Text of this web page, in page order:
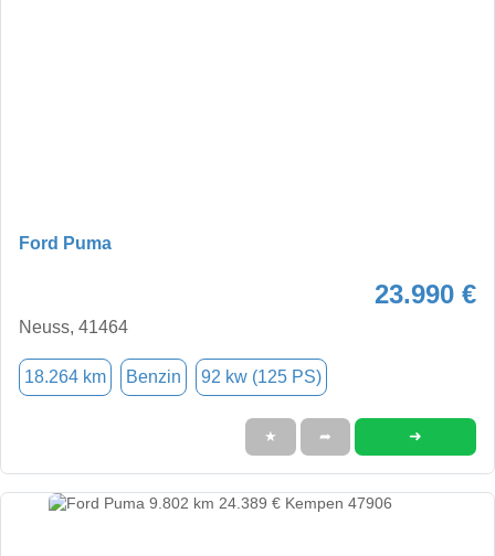
Ford Puma
23.990 €
Neuss, 41464
18.264 km Benzin 92 kw (125 PS)
★ ➦ ➜